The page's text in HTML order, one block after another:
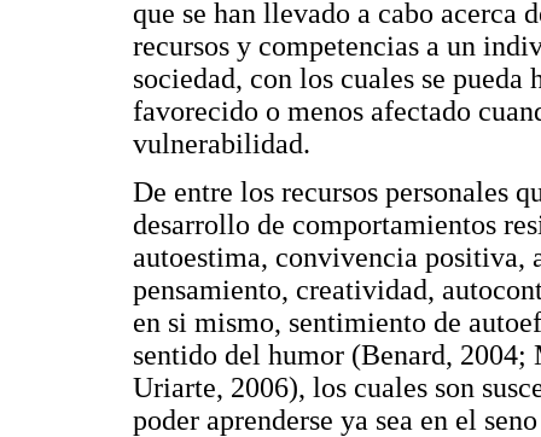
que se han llevado a cabo acerca
recursos y competencias a un
sociedad, con los cuales se
favorecido o menos afectado
vulnerabilidad.
De entre los recursos personales
desarrollo de comportamientos
autoestima, convivencia
pensamiento, creatividad,
en si mismo, sentimiento de
sentido del humor (Benard,
Uriarte, 2006), los cuales son
poder aprenderse ya sea en el